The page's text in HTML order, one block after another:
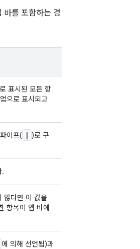
바를 포함하는 경
표시된 모든 항
으로 표시되고
이프( | )로 구
.
않다면 이 값을
항목이 앱 바에
에 의해 선언됨)과